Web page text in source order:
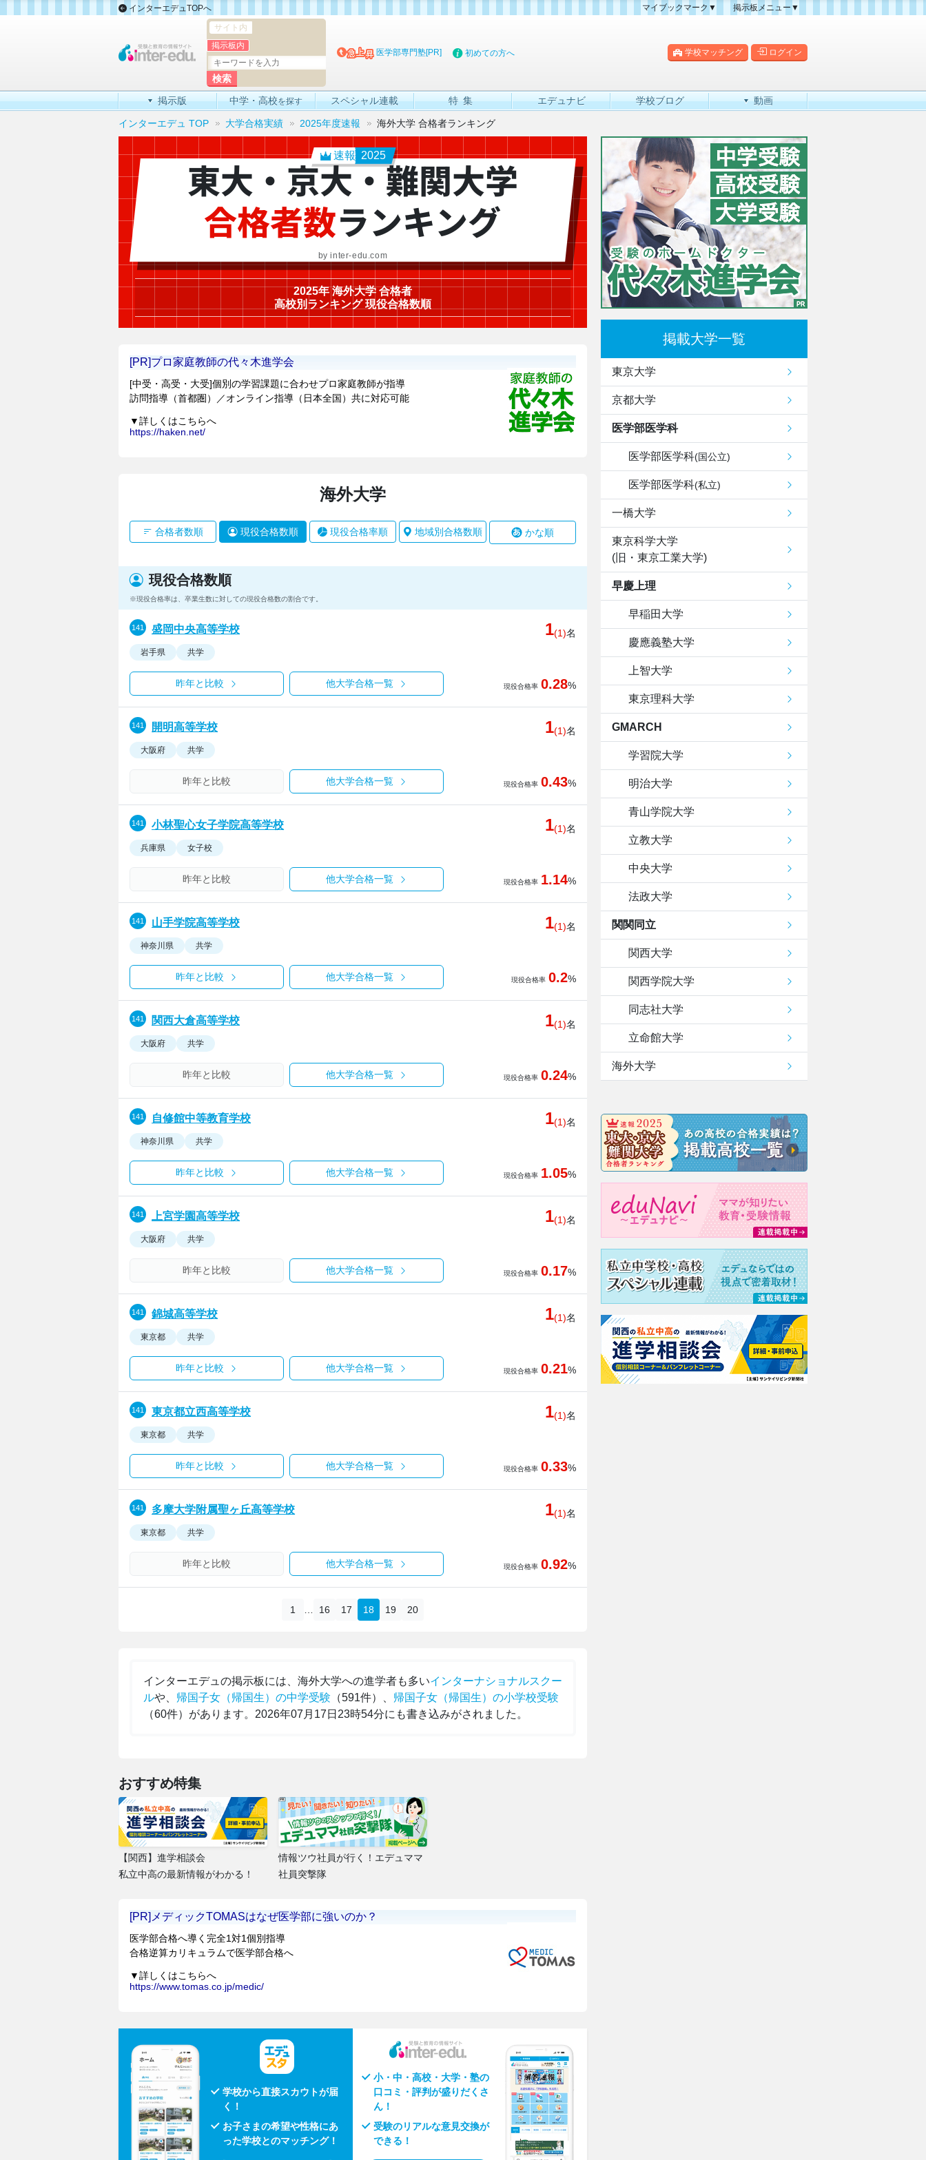
インターエデュTOPへ
マイブックマーク▼
掲示板メニュー▼
掲示板マップ
新着書き込み一覧
学校マッチング ログイン
サイト内
掲示板内
医学部専門塾[PR] 初めての方へ
掲示版 中学・高校を探す スペシャル連載 特集 エデュナビ 学校ブログ 動画
インターエデュ TOP 大学合格実績 2025年度速報 海外大学 合格者ランキング
速報 2025
東大・京大・難関大学
合格者数ランキング
by inter-edu.com
2025年 海外大学 合格者
高校別ランキング 現役合格数順
海外大学
合格者数順 現役合格数順 現役合格率順 地域別合格数順 かな順
現役合格数順
現役合格率は、卒業生数に対しての現役合格数の割合です。
盛岡中央高等学校 1(1)名
岩手県 共学
現役合格率 0.28%
昨年と比較 他大学合格一覧
開明高等学校 1(1)名
大阪府 共学
現役合格率 0.43%
昨年と比較 他大学合格一覧
小林聖心女子学院高等学校 1(1)名
兵庫県 女子校
現役合格率 1.14%
昨年と比較 他大学合格一覧
山手学院高等学校 1(1)名
神奈川県 共学
現役合格率 0.2%
昨年と比較 他大学合格一覧
関西大倉高等学校 1(1)名
大阪府 共学
現役合格率 0.24%
昨年と比較 他大学合格一覧
自修館中等教育学校 1(1)名
神奈川県 共学
現役合格率 1.05%
昨年と比較 他大学合格一覧
上宮学園高等学校 1(1)名
大阪府 共学
現役合格率 0.17%
昨年と比較 他大学合格一覧
錦城高等学校 1(1)名
東京都 共学
現役合格率 0.21%
昨年と比較 他大学合格一覧
東京都立西高等学校 1(1)名
東京都 共学
現役合格率 0.33%
昨年と比較 他大学合格一覧
多摩大学附属聖ヶ丘高等学校 1(1)名
東京都 共学
現役合格率 0.92%
昨年と比較 他大学合格一覧
1 16 17 18 19 20
インターエデュの掲示板には、海外大学への進学者も多いインターナショナルスクー
ルや、 帰国子女（帰国生）の中学受験 （591件）、 帰国子女（帰国生）の小学校受験
（60件）があります。2026年07月17日23時54分にも書き込みがされました。
おすすめ特集
【関西】進学相談会
私立中高の最新情報がわかる！
情報ツウ社員が行く！エデュママ
社員突撃隊
学校から直接スカウトが届
く！
お子さまの希望や性格にあ
った学校とのマッチング！
小・中・高校・大学・塾の
口コミ・評判が盛りだくさ
ん！
受験のリアルな意見交換が
できる！
掲載大学一覧
東京大学
京都大学
医学部医学科
医学部医学科(国公立)
医学部医学科(私立)
一橋大学
東京科学大学
(旧・東京工業大学)
早慶上理
早稲田大学
慶應義塾大学
上智大学
東京理科大学
GMARCH
学習院大学
明治大学
青山学院大学
立教大学
中央大学
法政大学
関関同立
関西大学
関西学院大学
同志社大学
立命館大学
海外大学